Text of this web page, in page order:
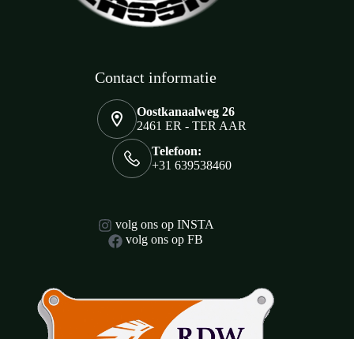
Contact informatie
Oostkanaalweg 26
2461 ER - TER AAR
Telefoon:
+31 639538460
volg ons op INSTA
volg ons op FB